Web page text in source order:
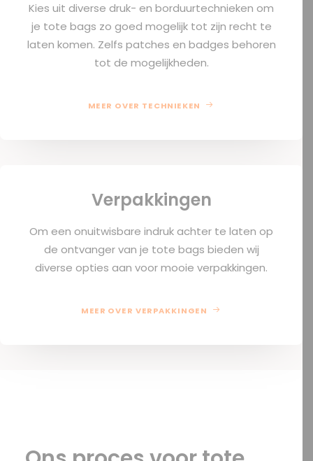
Kies uit diverse druk- en borduurtechnieken om
je tote bags zo goed mogelijk tot zijn recht te
laten komen. Zelfs patches en badges behoren
tot de mogelijkheden.
MEER OVER TECHNIEKEN
Verpakkingen
Om een onuitwisbare indruk achter te laten op
de ontvanger van je tote bags bieden wij
diverse opties aan voor mooie verpakkingen.
MEER OVER VERPAKKINGEN